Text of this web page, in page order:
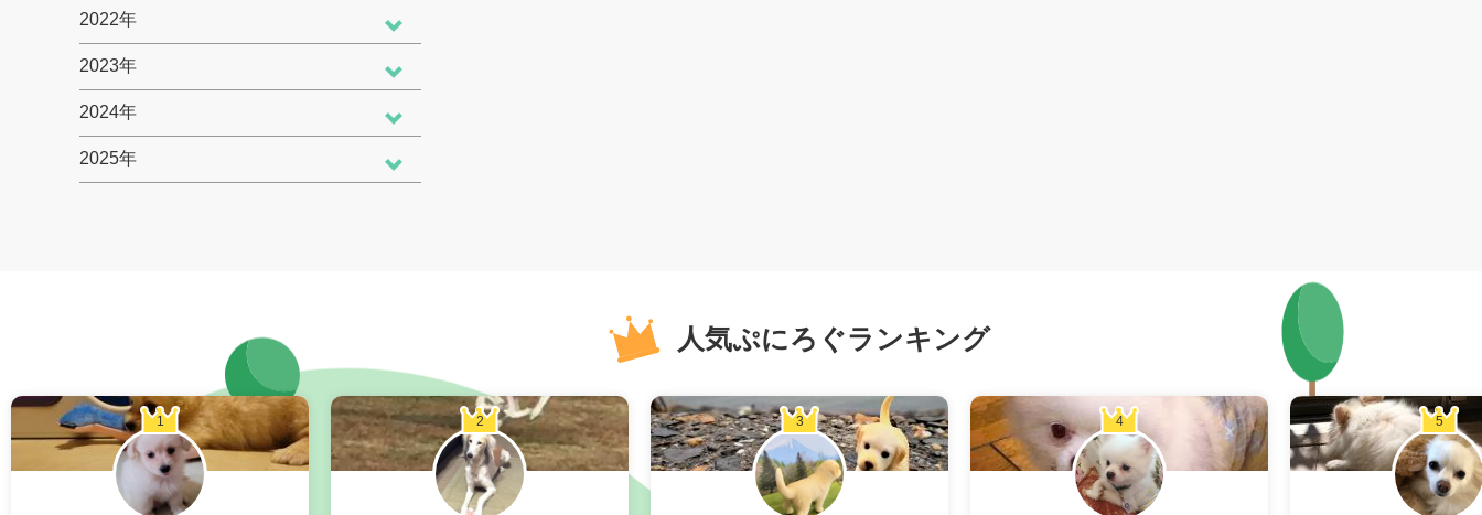
2022年
2023年
2024年
2025年
人気ぷにろぐランキング
1 2 3 4 5